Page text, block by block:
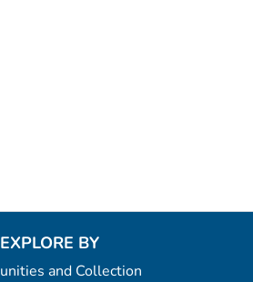
EXPLORE BY
and Collection